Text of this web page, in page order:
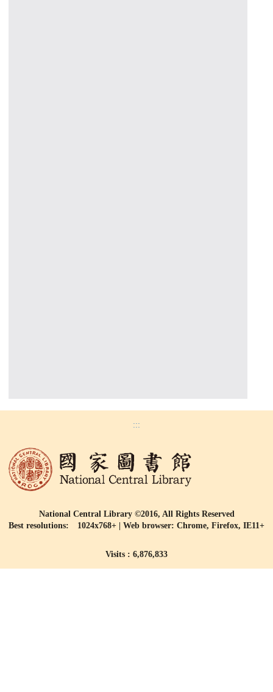
:::
National Central Library ©2016, All Rights Reserved
Best resolutions: 1024x768+ | Web browser: Chrome, Firefox, IE11+
Visits : 6,876,833